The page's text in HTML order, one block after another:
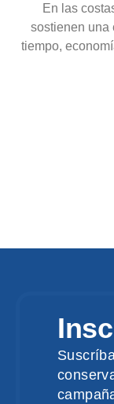
En las
sostienen una
tiempo,